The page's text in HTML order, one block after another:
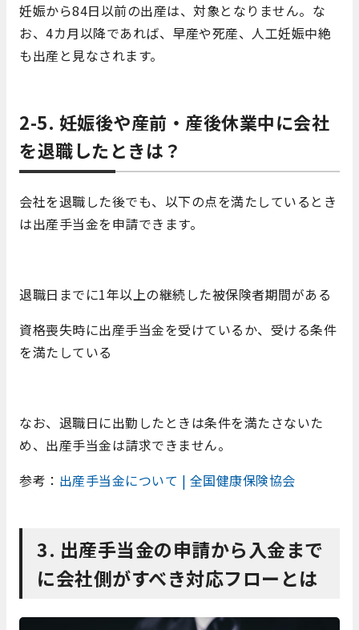
妊娠から84日以前の出産は、対象となりません。な
お、4カ月以降であれば、早産や死産、人工妊娠中絶
も出産と見なされます。
2-5. 妊娠後や産前・産後休業中に会社
を退職したときは？
会社を退職した後でも、以下の点を満たしているとき
は出産手当金を申請できます。
退職日までに1年以上の継続した被保険者期間がある
資格喪失時に出産手当金を受けているか、受ける条件
を満たしている
なお、退職日に出勤したときは条件を満たさないた
め、出産手当金は請求できません。
参考： 出産手当金について | 全国健康保険協会
3. 出産手当金の申請から入金まで
に会社側がすべき対応フローとは